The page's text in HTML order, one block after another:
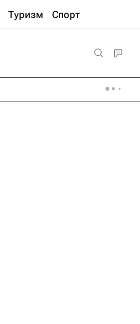
Туризм Спорт